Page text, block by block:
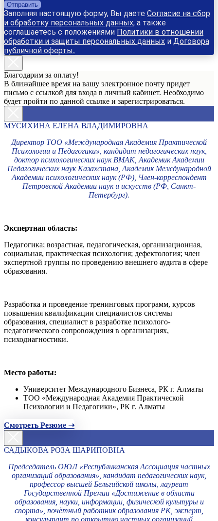
Отправить
Заполняя настоящую форму, Вы даете Согласие на сбор
и обработку персональных данных, а также
соглашаетесь с положениями Политики в отношении
обработки и защиты персональных данных и Договора
публичной оферты.
Благодарим за оплату!
В ближайшее время на вашу электронное почту придет
письмо с ссылкой для входа в личный кабинет. Необходимо
будет пройти по данной ссылке и зарегистрироваться.
МУСИХИНА ЕЛЕНА ВЛАДИМИРОВНА
Директор ТОО «Международная Академия Практической
Психологии и Педагогики», кандидат педагогических наук,
доктор психологических наук ВМАК, Академик Академии
Педагогических наук Казахстана, Академик Международной
Академии психологических наук (РФ), Член-корреспондент
Петровской Академии наук и искусств (РФ, Санкт-
Петербург).
Экспертная область:
Педагогика; возрастная, педагогическая, организационная,
социальная, практическая психология; дефектология; член
экспертной группы по проведению внешнего аудита в сфере
образования.
Разработка и проведение тренинговых программ, курсов
повышения квалификации специалистов системы
образования, специалист в разработке психолого-
педагогического сопровождения в организациях,
психодиагностики.
Место работы:
Университет Международного Бизнеса, РК г. Алматы
ТОО «Международная Академия Практической
Психологии и Педагогики», РК г. Алматы
Смотреть Резюме ➝
САДЫКОВА РОЗА ШАРИПОВНА
Председатель ОЮЛ «Республиканская Ассоциация частных
организаций образования», кандидат педагогических наук,
профессор высшей Бельгийской школы, лауреат
Государственной Премии «Достижение в области
образования, науки, информации, физической культуры и
спорта», почётный работник образования РК, эксперт,
консультант по открытию частных организаций